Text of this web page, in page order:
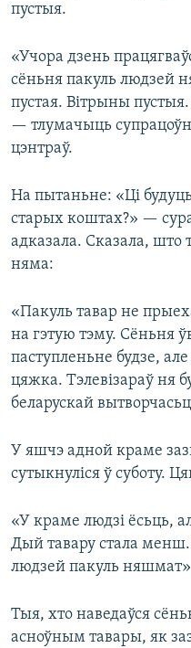
пустыя.
«Учора дзень
сёньня пакуль людзей
пустая. Вітрыны
— тлумачыць
цэнтраў.
На пытаньне: «Ці
старых коштах?» —
адказала. Сказала, што
няма:
«Пакуль тавар не
на гэтую тэму. Сёньня
паступленьне будзе,
цяжка. Тэлевізараў ня
беларускай
У яшчэ адной краме
сутыкнуліся ў суботу.
«У краме людзі ёсьць,
Дый тавару стала
людзей пакуль
Тыя, хто наведаўся
асноўным тавары, як